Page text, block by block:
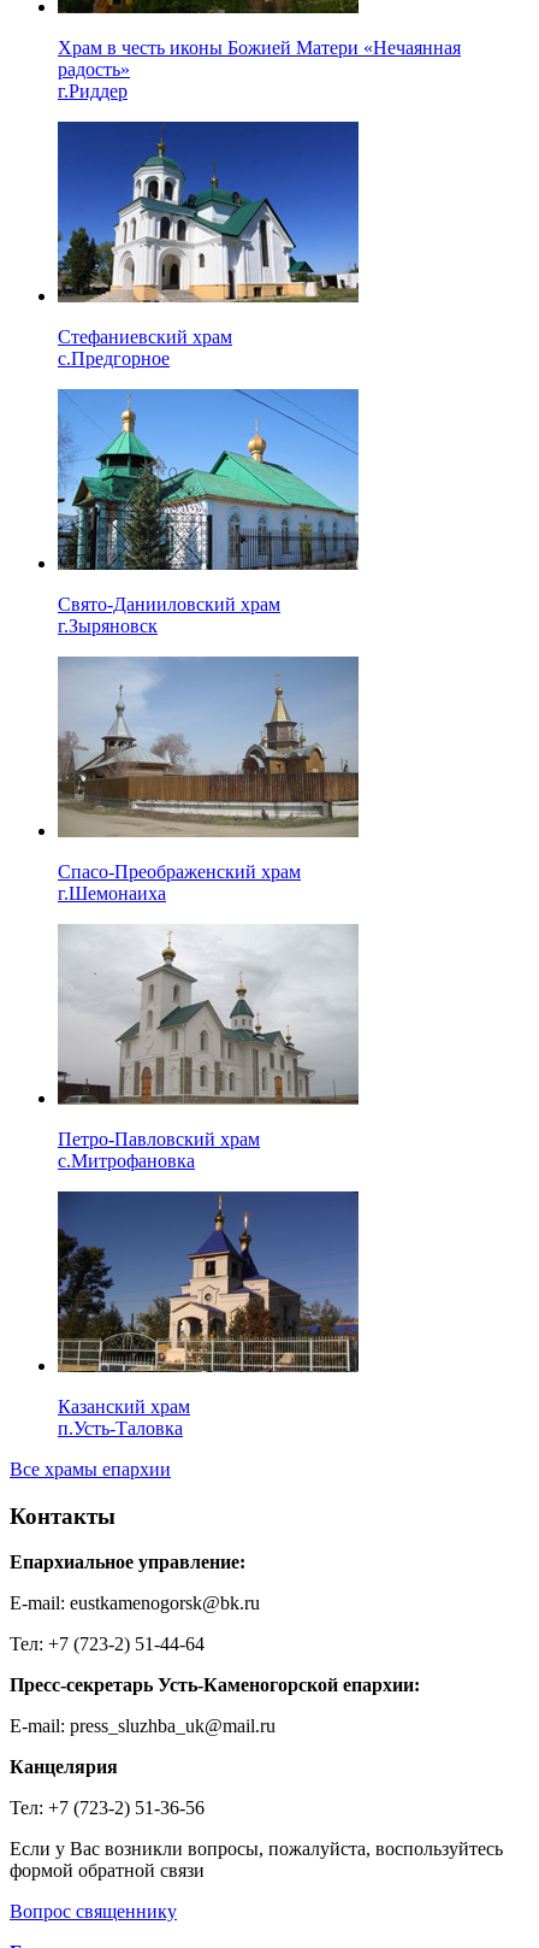
Храм в честь иконы Божией Матери «Нечаянная
радость»
г.Риддер
Стефаниевский храм
с.Предгорное
Свято-Данииловский храм
г.Зыряновск
Спасо-Преображенский храм
г.Шемонаиха
Петро-Павловский храм
с.Митрофановка
Казанский храм
п.Усть-Таловка
Все храмы епархии
Контакты
Епархиальное управление:
E-mail: eustkamenogorsk@bk.ru
Тел: +7 (723-2) 51-44-64
Пресс-секретарь Усть-Каменогорской епархии:
E-mail: press_sluzhba_uk@mail.ru
Канцелярия
Тел: +7 (723-2) 51-36-56
Если у Вас возникли вопросы, пожалуйста, воспользуйтесь
формой обратной связи
Вопрос священнику